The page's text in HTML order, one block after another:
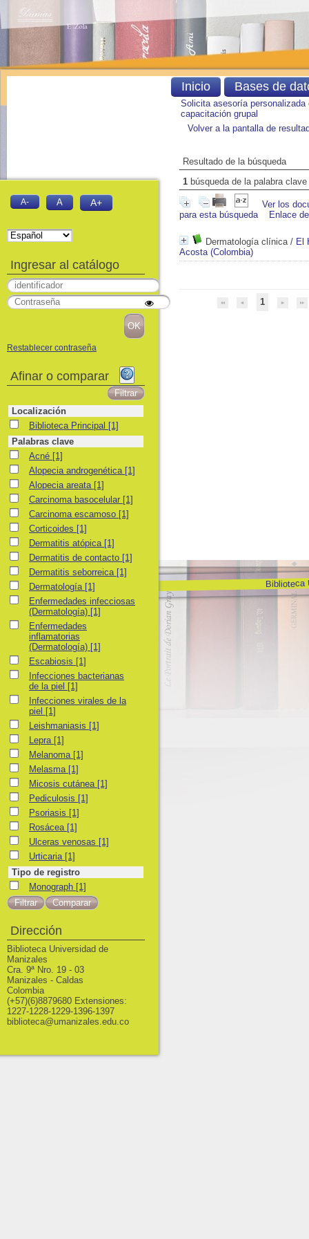
Solicita asesoría personalizada
capacitación grupal
Volver a la pantalla de
Resultado de la búsqueda
1 búsqueda de la palabra clave
Ver los
para esta búsqueda
Enlace
Dermatología clínica/ El
Acosta (Colombia)
1
Biblioteca
Inicio Bases de
A- A A+
Ingresar al catálogo
Restablecer contraseña
Afinar o comparar
Localización
Biblioteca Principal
Biblioteca Principal [1]
Palabras clave
AcnéAcné [1]
Alopecia androgenética
Alopecia androgenética [1]
Alopecia areata
Alopecia areata [1]
Carcinoma basocelular
Carcinoma basocelular [1]
Carcinoma escamoso
Carcinoma escamoso [1]
Corticoides
Corticoides [1]
Dermatitis atópica
Dermatitis atópica [1]
Dermatitis de contacto
Dermatitis de contacto [1]
Dermatitis seborreica
Dermatitis seborreica [1]
Dermatología
Dermatología [1]
Enfermedades infecciosas (Dermatología)
Enfermedades infecciosas
(Dermatología) [1]
Enfermedades inflamatorias (Dermatología)
Enfermedades
inflamatorias
(Dermatología) [1]
Escabiosis
Escabiosis [1]
Infecciones bacterianas de la piel
Infecciones bacterianas
de la piel [1]
Infecciones virales de la piel
Infecciones virales de la
piel [1]
Leishmaniasis
Leishmaniasis [1]
LepraLepra [1]
MelanomaMelanoma [1]
MelasmaMelasma [1]
Micosis cutánea
Micosis cutánea [1]
Pediculosis
Pediculosis [1]
PsoriasisPsoriasis [1]
RosáceaRosácea [1]
Ulceras venosas
Ulceras venosas [1]
UrticariaUrticaria [1]
Tipo de registro
Monograph
Monograph [1]
Dirección
Biblioteca Universidad de
Manizales
Cra. 9ª Nro. 19 - 03
Manizales - Caldas
Colombia
(+57)(6)8879680 Extensiones:
1227-1228-1229-1396-1397
biblioteca@umanizales.edu.co